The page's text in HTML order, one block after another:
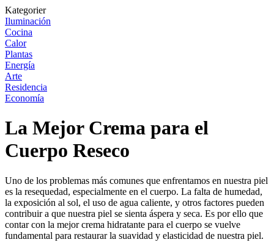
Kategorier
Iluminación
Cocina
Calor
Plantas
Energía
Arte
Residencia
Economía
La Mejor Crema para el
Cuerpo Reseco
Uno de los problemas más comunes que enfrentamos en nuestra piel
es la resequedad, especialmente en el cuerpo. La falta de humedad,
la exposición al sol, el uso de agua caliente, y otros factores pueden
contribuir a que nuestra piel se sienta áspera y seca. Es por ello que
contar con la mejor crema hidratante para el cuerpo se vuelve
fundamental para restaurar la suavidad y elasticidad de nuestra piel.